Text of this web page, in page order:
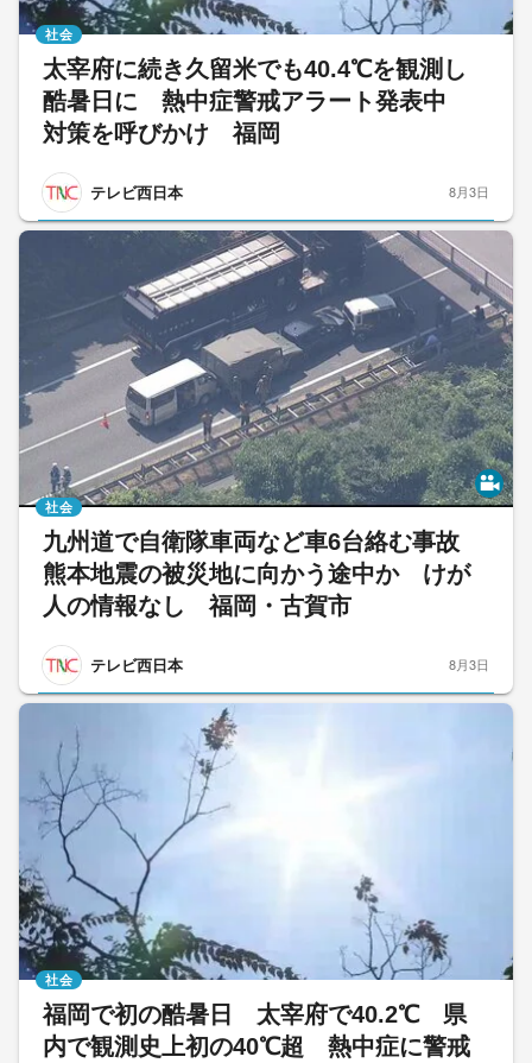
太宰府に続き久留米でも40.4℃を観測し
酷暑日に 熱中症警戒アラート発表中
対策を呼びかけ 福岡
テレビ西日本
社会
8月3日
九州道で自衛隊車両など車6台絡む事故
熊本地震の被災地に向かう途中か けが
人の情報なし 福岡・古賀市
テレビ西日本
社会
8月3日
福岡で初の酷暑日 太宰府で40.2℃ 県
内で観測史上初の40℃超 熱中症に警戒
社会